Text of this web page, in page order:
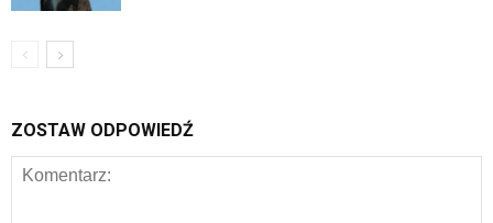
ZOSTAW ODPOWIEDŹ